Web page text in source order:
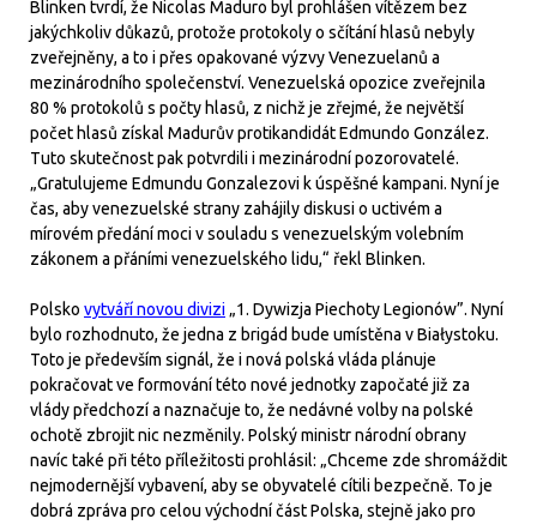
Blinken tvrdí, že Nicolas Maduro byl prohlášen vítězem bez
jakýchkoliv důkazů, protože protokoly o sčítání hlasů nebyly
zveřejněny, a to i přes opakované výzvy Venezuelanů a
mezinárodního společenství. Venezuelská opozice zveřejnila
80 % protokolů s počty hlasů, z nichž je zřejmé, že největší
počet hlasů získal Madurův protikandidát Edmundo González.
Tuto skutečnost pak potvrdili i mezinárodní pozorovatelé.
„Gratulujeme Edmundu Gonzalezovi k úspěšné kampani. Nyní je
čas, aby venezuelské strany zahájily diskusi o uctivém a
mírovém předání moci v souladu s venezuelským volebním
zákonem a přáními venezuelského lidu,“ řekl Blinken.
Polsko vytváří novou divizi„1. Dywizja Piechoty Legionów”. Nyní
bylo rozhodnuto, že jedna z brigád bude umístěna v Białystoku.
Toto je především signál, že i nová polská vláda plánuje
pokračovat ve formování této nové jednotky započaté již za
vlády předchozí a naznačuje to, že nedávné volby na polské
ochotě zbrojit nic nezměnily. Polský ministr národní obrany
navíc také při této příležitosti prohlásil: „Chceme zde shromáždit
nejmodernější vybavení, aby se obyvatelé cítili bezpečně. To je
dobrá zpráva pro celou východní část Polska, stejně jako pro